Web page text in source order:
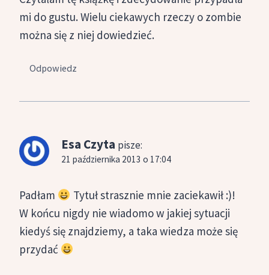
mi do gustu. Wielu ciekawych rzeczy o zombie
można się z niej dowiedzieć.
Odpowiedz
Esa Czyta pisze:
21 października 2013 o 17:04
Padłam
Tytuł strasznie mnie zaciekawił :)!
W końcu nigdy nie wiadomo w jakiej sytuacji
kiedyś się znajdziemy, a taka wiedza może się
przydać